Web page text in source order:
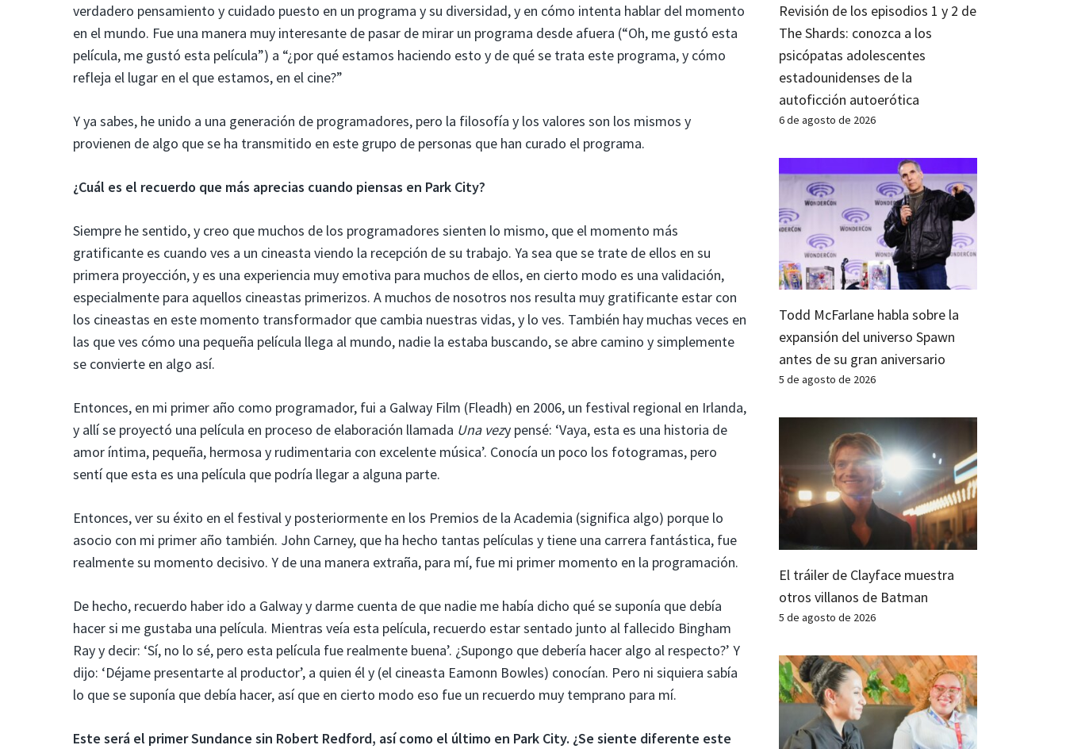
verdadero pensamiento y cuidado puesto en un programa y su diversidad, y en cómo intenta hablar del momento
en el mundo. Fue una manera muy interesante de pasar de mirar un programa desde afuera (“Oh, me gustó esta
película, me gustó esta película”) a “¿por qué estamos haciendo esto y de qué se trata este programa, y ​​cómo
refleja el lugar en el que estamos, en el cine?”
Y ya sabes, he unido a una generación de programadores, pero la filosofía y los valores son los mismos y
provienen de algo que se ha transmitido en este grupo de personas que han curado el programa.
¿Cuál es el recuerdo que más aprecias cuando piensas en Park City?
Siempre he sentido, y creo que muchos de los programadores sienten lo mismo, que el momento más
gratificante es cuando ves a un cineasta viendo la recepción de su trabajo. Ya sea que se trate de ellos en su
primera proyección, y es una experiencia muy emotiva para muchos de ellos, en cierto modo es una validación,
especialmente para aquellos cineastas primerizos. A muchos de nosotros nos resulta muy gratificante estar con
los cineastas en este momento transformador que cambia nuestras vidas, y lo ves. También hay muchas veces en
las que ves cómo una pequeña película llega al mundo, nadie la estaba buscando, se abre camino y simplemente
se convierte en algo así.
Entonces, en mi primer año como programador, fui a Galway Film (Fleadh) en 2006, un festival regional en Irlanda,
y allí se proyectó una película en proceso de elaboración llamada Una vezy pensé: ‘Vaya, esta es una historia de
amor íntima, pequeña, hermosa y rudimentaria con excelente música’. Conocía un poco los fotogramas, pero
sentí que esta es una película que podría llegar a alguna parte.
Entonces, ver su éxito en el festival y posteriormente en los Premios de la Academia (significa algo) porque lo
asocio con mi primer año también. John Carney, que ha hecho tantas películas y tiene una carrera fantástica, fue
realmente su momento decisivo. Y de una manera extraña, para mí, fue mi primer momento en la programación.
De hecho, recuerdo haber ido a Galway y darme cuenta de que nadie me había dicho qué se suponía que debía
hacer si me gustaba una película. Mientras veía esta película, recuerdo estar sentado junto al fallecido Bingham
Ray y decir: ‘Sí, no lo sé, pero esta película fue realmente buena’. ¿Supongo que debería hacer algo al respecto?’ Y
dijo: ‘Déjame presentarte al productor’, a quien él y (el cineasta Eamonn Bowles) conocían. Pero ni siquiera sabía
lo que se suponía que debía hacer, así que en cierto modo eso fue un recuerdo muy temprano para mí.
Este será el primer Sundance sin Robert Redford, así como el último en Park City. ¿Se siente diferente este
Revisión de los episodios 1 y 2 de
The Shards: conozca a los
psicópatas adolescentes
estadounidenses de la
autoficción autoerótica
6 de agosto de 2026
Todd McFarlane habla sobre la
expansión del universo Spawn
antes de su gran aniversario
5 de agosto de 2026
El tráiler de Clayface muestra
otros villanos de Batman
5 de agosto de 2026